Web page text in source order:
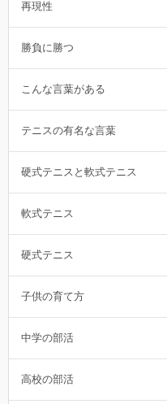
再現性
勝負に勝つ
こんな言葉がある
テニスの有名な言葉
硬式テニスと軟式テニス
軟式テニス
硬式テニス
子供の育て方
中学の部活
高校の部活